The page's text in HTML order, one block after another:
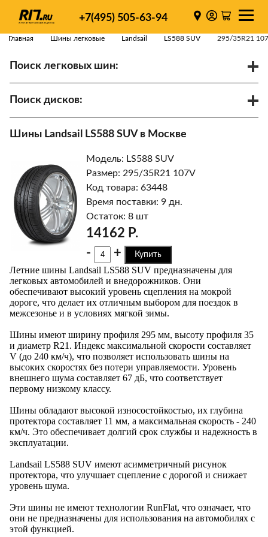
+7(495) 505-63-94
Главная Шины легковые Landsail LS588 SUV 295/35R21
Поиск легковых шин:
Поиск дисков:
Найти
Шины Landsail LS588 SUV в Москве
Модель: LS588 SUV
Размер: 295/35R21 107V
Код товара: 63448
Время поставки: 9 дн.
Остаток: 8 шт
14162 Р.
-
+ Купить
Летние шины Landsail LS588 SUV предназначены для
легковых автомобилей и внедорожников. Они
обеспечивают высокий уровень сцепления на мокрой
дороге, что делает их отличным выбором для поездок в
межсезонье и в условиях мягкой зимы.
Шины имеют ширину профиля 295 мм, высоту профиля 35
и диаметр R21. Индекс максимальной скорости составляет
V (до 240 км/ч), что позволяет использовать шины на
высоких скоростях без потери управляемости. Уровень
внешнего шума составляет 67 дБ, что соответствует
первому низкому классу.
Шины обладают высокой износостойкостью, их глубина
протектора составляет 11 мм, а максимальная скорость - 240
км/ч. Это обеспечивает долгий срок службы и надежность в
эксплуатации.
Landsail LS588 SUV имеют асимметричный рисунок
протектора, что улучшает сцепление с дорогой и снижает
уровень шума.
Эти шины не имеют технологии RunFlat, что означает, что
они не предназначены для использования на автомобилях с
этой функцией.